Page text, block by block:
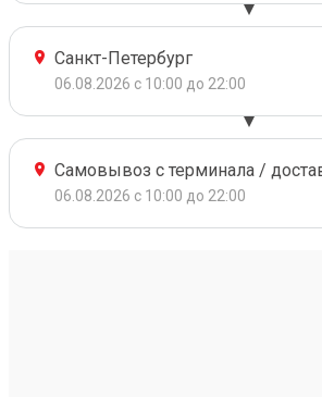
Санкт-Петербург
06.08.2026 с 10:00 до 22:00
Самовывоз с терминала /
06.08.2026 с 10:00 до 22:00